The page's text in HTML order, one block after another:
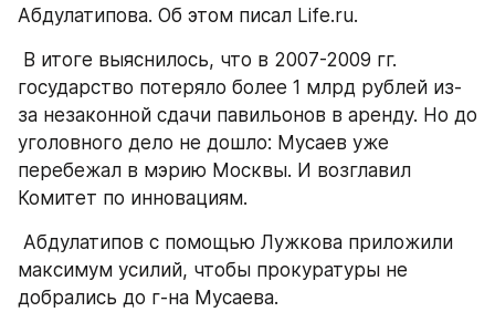
Абдулатипова. Об этом писал Life.ru.
государство потеряло более 1 млрд рублей из-
за незаконной сдачи павильонов в аренду. Но до
уголовного дело не дошло: Мусаев уже
перебежал в мэрию Москвы. И возглавил
Комитет по инновациям.
максимум усилий, чтобы прокуратуры не
добрались до г-на Мусаева.